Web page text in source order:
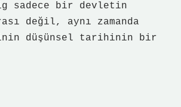
sadece bir devletin
değil, aynı zamanda
düşünsel tarihinin bir